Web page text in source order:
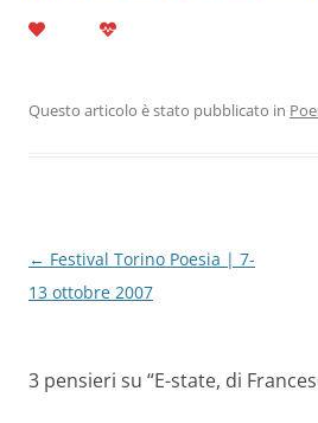
b dI A a
Questo articolo è stato pubblicato in
Navigazione
articolo
← Festival Torino Poesia | 7-
13 ottobre 2007
3 pensieri su “E-state, di